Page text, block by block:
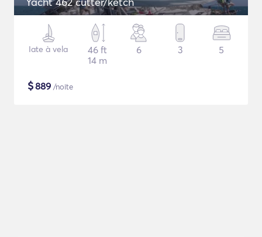
Iate à vela
46 ft
14 m
6 3 5
$889 /noite